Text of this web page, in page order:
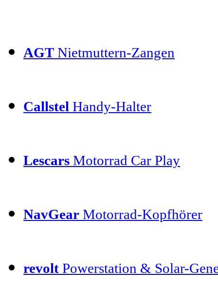
AGT Nietmuttern-Zangen
Callstel Handy-Halter
Lescars Motorrad Car Play
NavGear Motorrad-Kopfhörer
revolt Powerstation & Solar-